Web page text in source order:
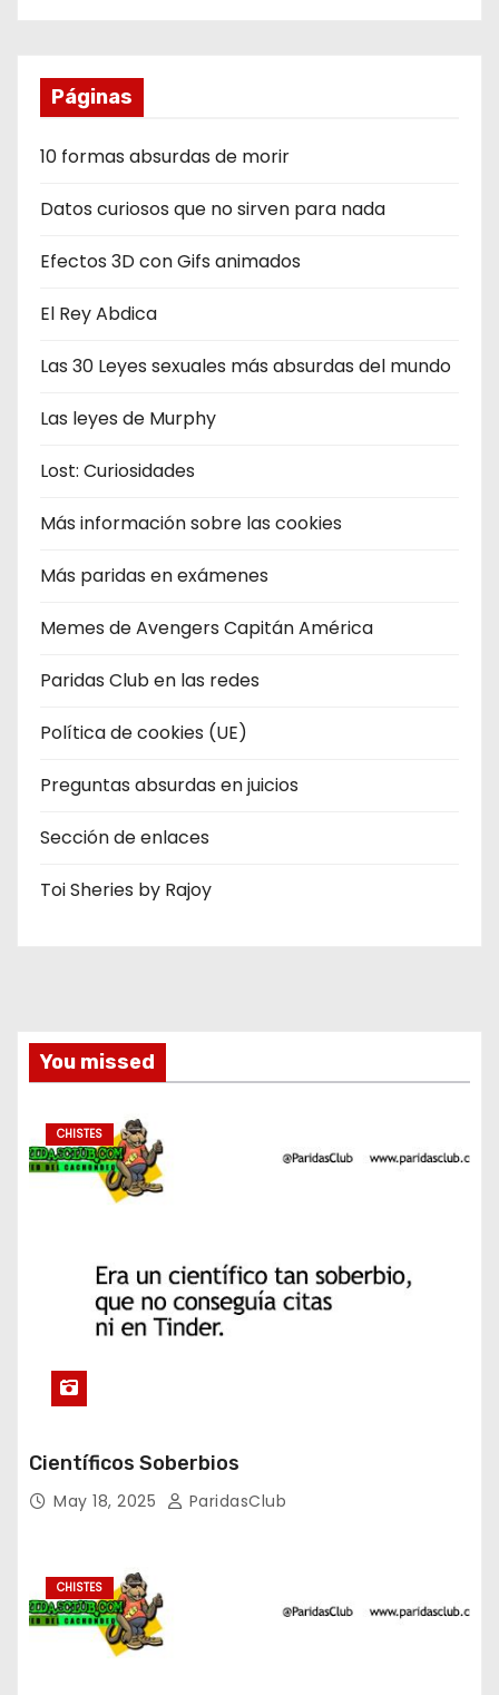
Páginas
10 formas absurdas de morir
Datos curiosos que no sirven para nada
Efectos 3D con Gifs animados
El Rey Abdica
Las 30 Leyes sexuales más absurdas del mundo
Las leyes de Murphy
Lost: Curiosidades
Más información sobre las cookies
Más paridas en exámenes
Memes de Avengers Capitán América
Paridas Club en las redes
Política de cookies (UE)
Preguntas absurdas en juicios
Sección de enlaces
Toi Sheries by Rajoy
You missed
CHISTES
Científicos Soberbios
May 18, 2025 ParidasClub
CHISTES